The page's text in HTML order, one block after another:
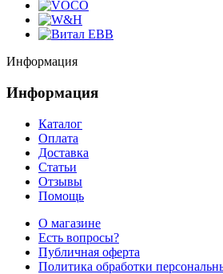
Информация
Информация
Каталог
Оплата
Доставка
Статьи
Отзывы
Помощь
О магазине
Есть вопросы?
Публичная оферта
Политика обработки